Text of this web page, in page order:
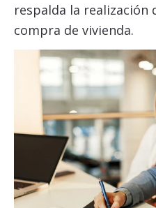
respalda la realización
compra de vivienda.